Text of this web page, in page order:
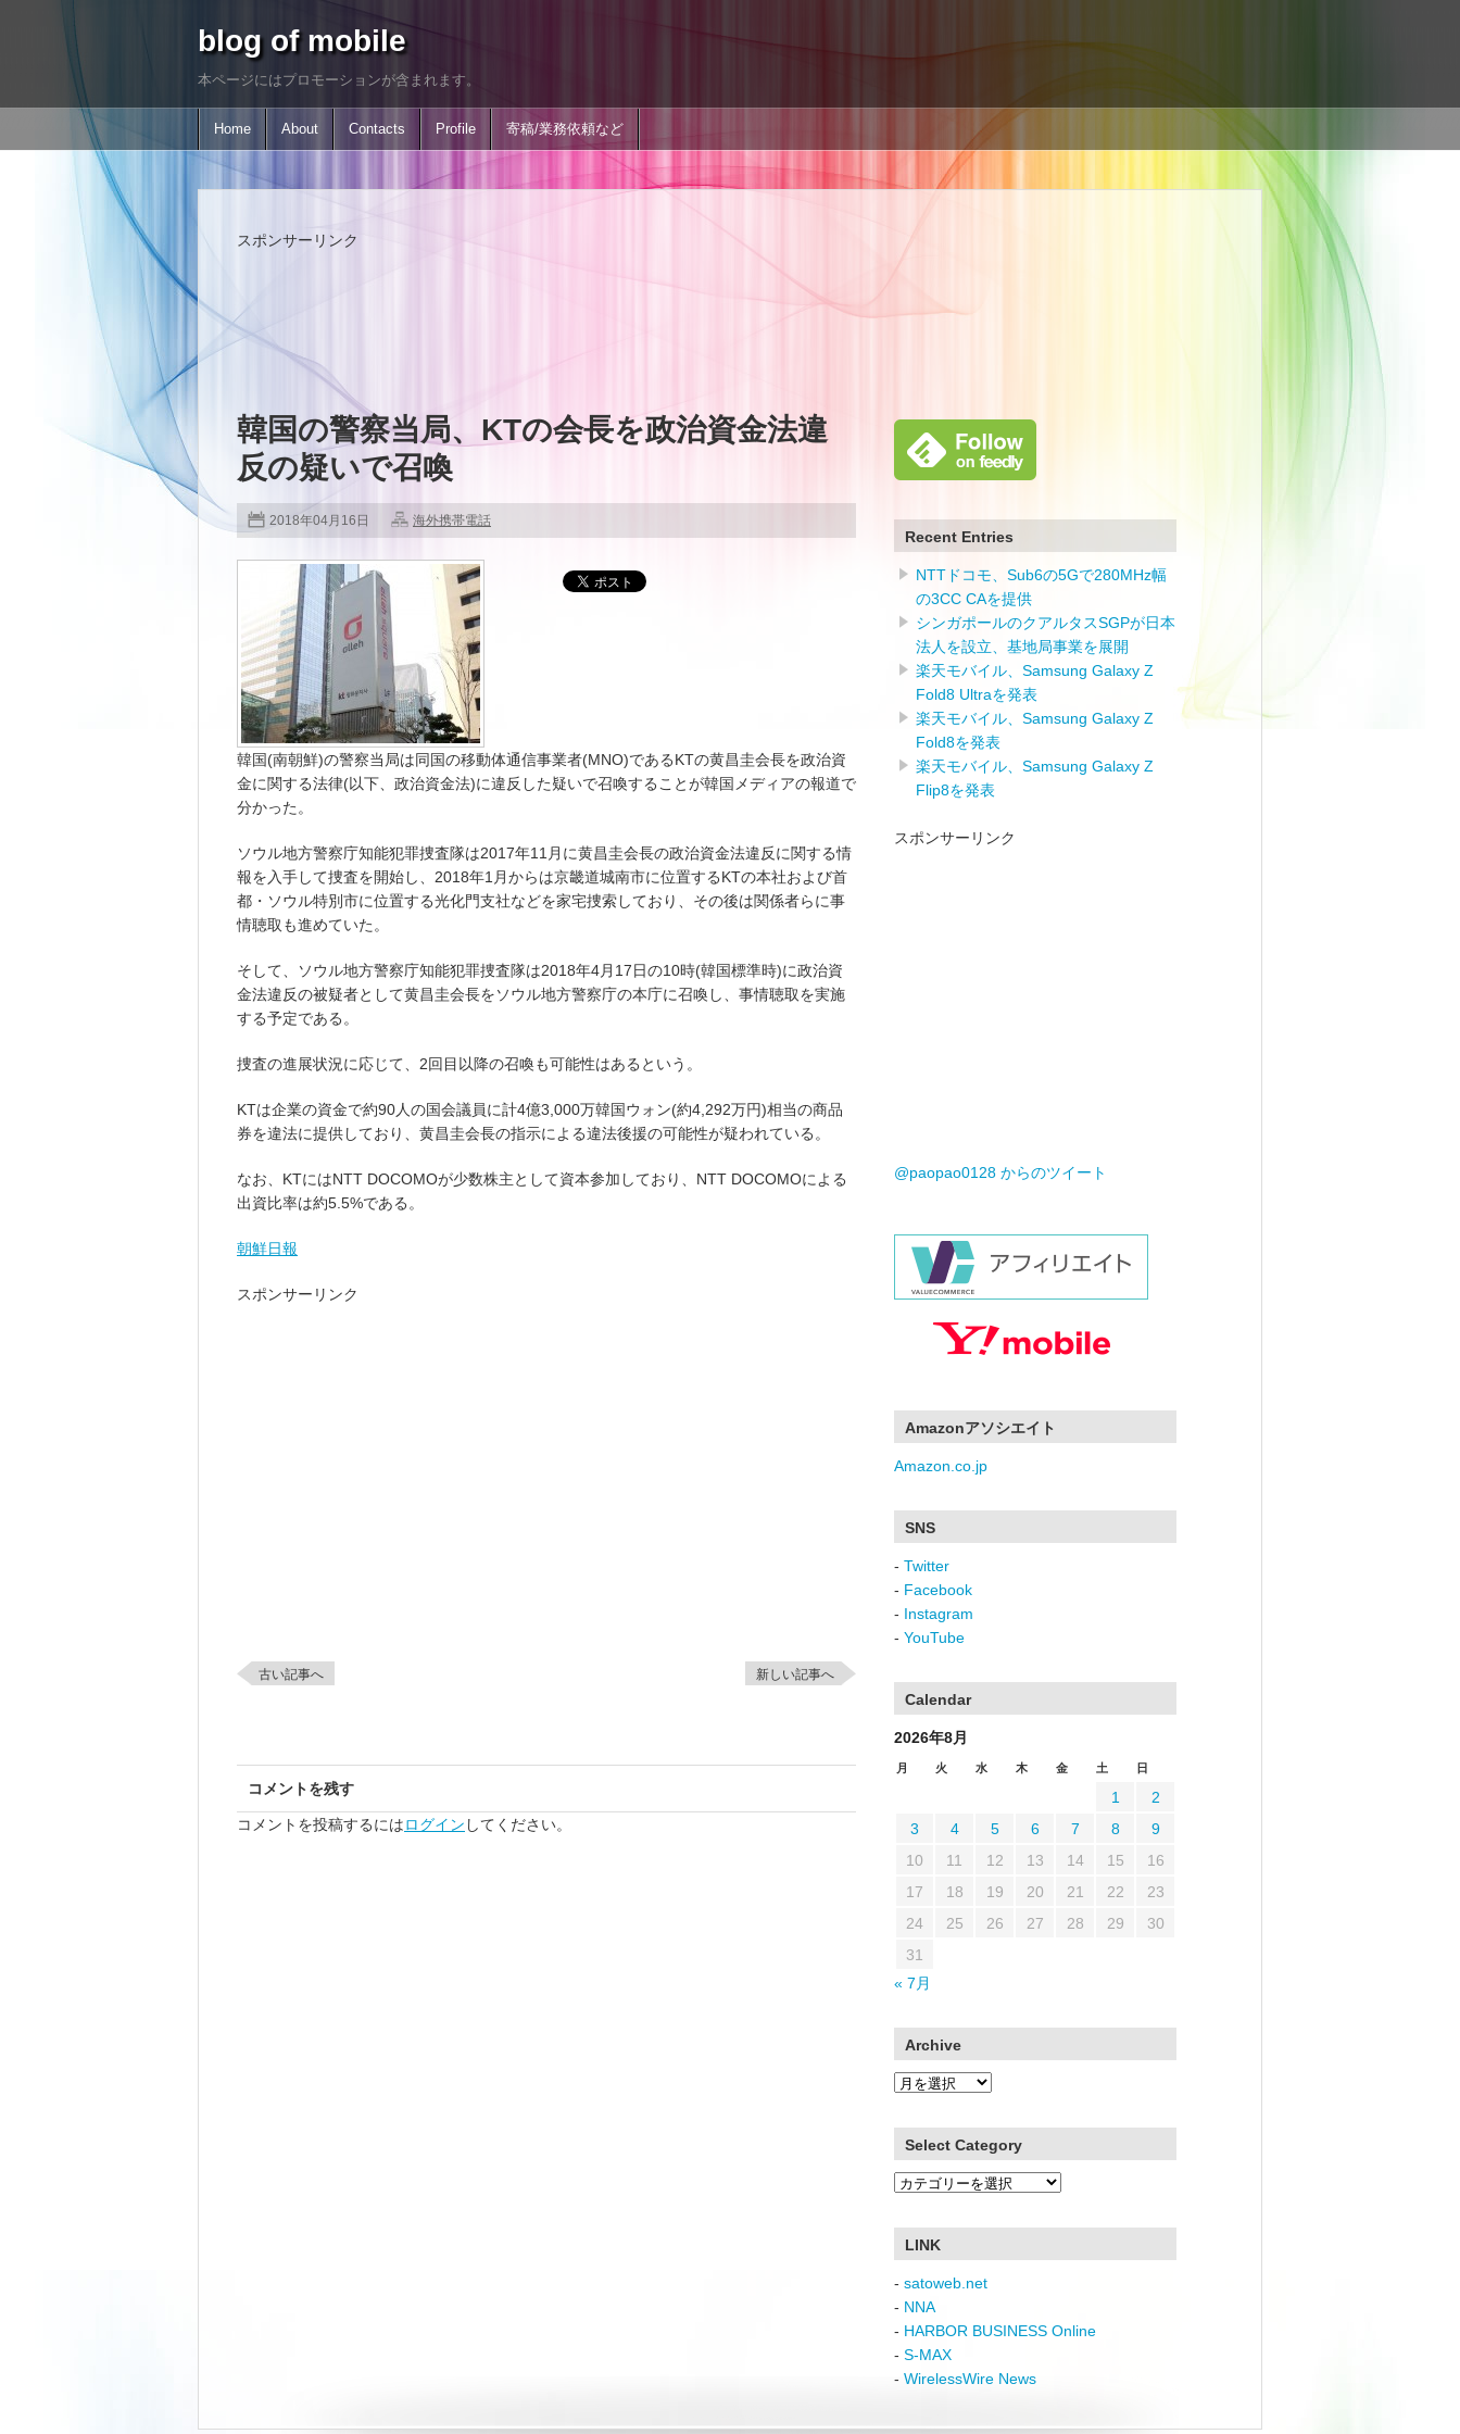
blog of mobile
本ページにはプロモーションが含まれます。
Home About Contacts Profile 寄稿/業務依頼など
スポンサーリンク
韓国の警察当局、KTの会長を政治資金法違
反の疑いで召喚
2018年04月16日 海外携帯電話
韓国(南朝鮮)の警察当局は同国の移動体通信事業者(MNO)であるKTの黄昌圭会長を政治資
金に関する法律(以下、政治資金法)に違反した疑いで召喚することが韓国メディアの報道で
分かった。
ソウル地方警察庁知能犯罪捜査隊は2017年11月に黄昌圭会長の政治資金法違反に関する情
報を入手して捜査を開始し、2018年1月からは京畿道城南市に位置するKTの本社および首
都・ソウル特別市に位置する光化門支社などを家宅捜索しており、その後は関係者らに事
情聴取も進めていた。
そして、ソウル地方警察庁知能犯罪捜査隊は2018年4月17日の10時(韓国標準時)に政治資
金法違反の被疑者として黄昌圭会長をソウル地方警察庁の本庁に召喚し、事情聴取を実施
する予定である。
捜査の進展状況に応じて、2回目以降の召喚も可能性はあるという。
KTは企業の資金で約90人の国会議員に計4億3,000万韓国ウォン(約4,292万円)相当の商品
券を違法に提供しており、黄昌圭会長の指示による違法後援の可能性が疑われている。
なお、KTにはNTT DOCOMOが少数株主として資本参加しており、NTT DOCOMOによる
出資比率は約5.5%である。
朝鮮日報
スポンサーリンク
古い記事へ 新しい記事へ
コメントを残す
コメントを投稿するにはログイン してください。
Recent Entries
NTTドコモ、Sub6の5Gで280MHz幅
の3CC CAを提供
シンガポールのクアルタスSGPが日本
法人を設立、基地局事業を展開
楽天モバイル、Samsung Galaxy Z
Fold8 Ultraを発表
楽天モバイル、Samsung Galaxy Z
Fold8を発表
楽天モバイル、Samsung Galaxy Z
Flip8を発表
スポンサーリンク
@paopao0128 からのツイート
Amazonアソシエイト
Amazon.co.jp
SNS
- Twitter
- Facebook
- Instagram
- YouTube
Calendar
2026年8月
月 火 水 木 金 土 日
1
2
3
4 5 6 7 8
9
10
11 12 13 14 15
16
17
18 19 20 21 22
23
24
25 26 27 28 29
30
31
« 7月
Archive
Archive
Select Category
Select
LINK
- satoweb.net
- NNA
- HARBOR BUSINESS Online
- S-MAX
- WirelessWire News